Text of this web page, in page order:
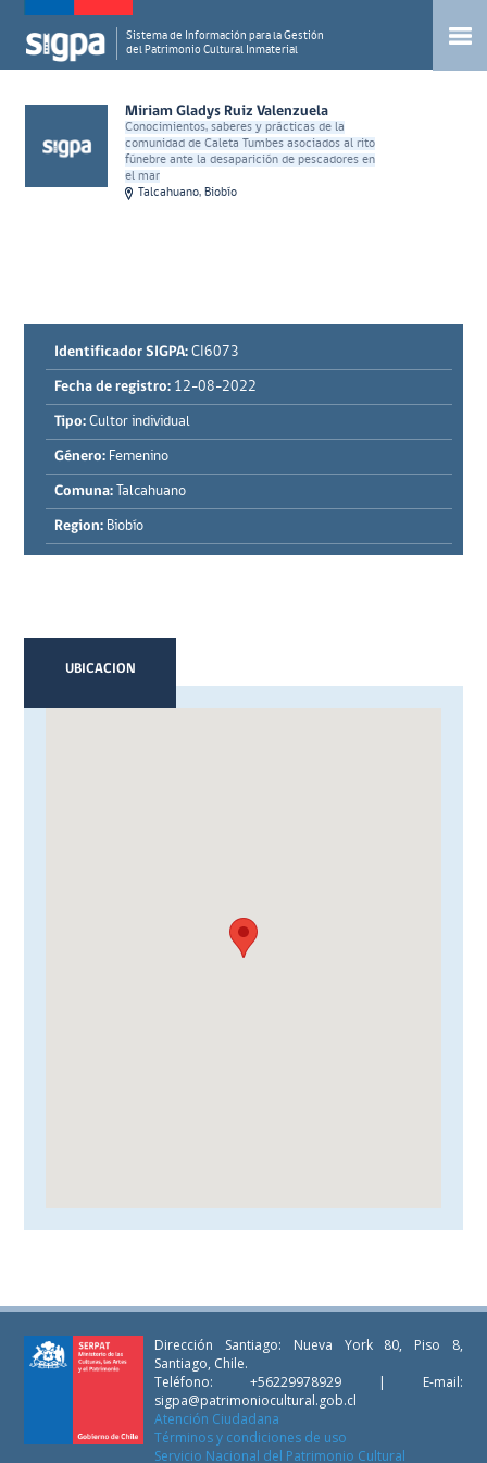
Sistema de Información para la Gestión
del Patrimonio Cultural Inmaterial
Miriam Gladys Ruiz Valenzuela
Conocimientos, saberes y prácticas de la
comunidad de Caleta Tumbes asociados al rito
fúnebre ante la desaparición de pescadores en
el mar
Talcahuano, Biobío
Identificador SIGPA: CI6073
Fecha de registro: 12-08-2022
Tipo: Cultor individual
Género: Femenino
Comuna: Talcahuano
Region: Biobío
UBICACION
Dirección Santiago: Nueva York 80, Piso 8,
Santiago, Chile.
Teléfono: +56229978929 | E-mail:
sigpa@patrimoniocultural.gob.cl
Atención Ciudadana
Términos y condiciones de uso
Servicio Nacional del Patrimonio Cultural